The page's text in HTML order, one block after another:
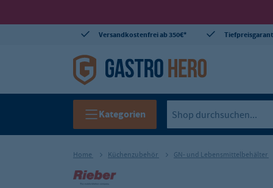
Versandkostenfrei ab 350€*
Kategorien
Home Küchenzubehör GN- und Lebensmittelbehälter